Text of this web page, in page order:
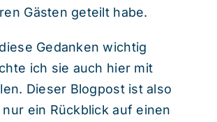
Gästen geteilt habe.
Gedanken wichtig
ich sie auch hier mit
Dieser Blogpost ist also
nur ein Rückblick auf einen